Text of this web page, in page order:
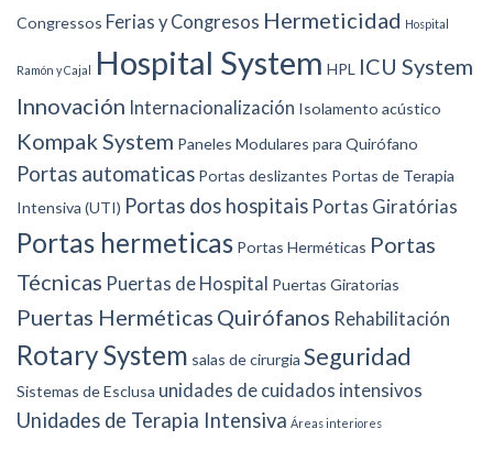
Congressos Ferias y Congresos Hermeticidad Hospital
Ramón y Cajal Hospital System HPL ICU System
Innovación Internacionalización Isolamento acústico
Kompak System Paneles Modulares para Quirófano
Portas automaticas Portas deslizantes Portas de Terapia
Intensiva (UTI) Portas dos hospitais Portas Giratórias
Portas hermeticas Portas Herméticas Portas
Técnicas Puertas de Hospital Puertas Giratorias
Puertas Herméticas Quirófanos Rehabilitación
Rotary System salas de cirurgia Seguridad
Sistemas de Esclusa unidades de cuidados intensivos
Unidades de Terapia Intensiva Áreas interiores